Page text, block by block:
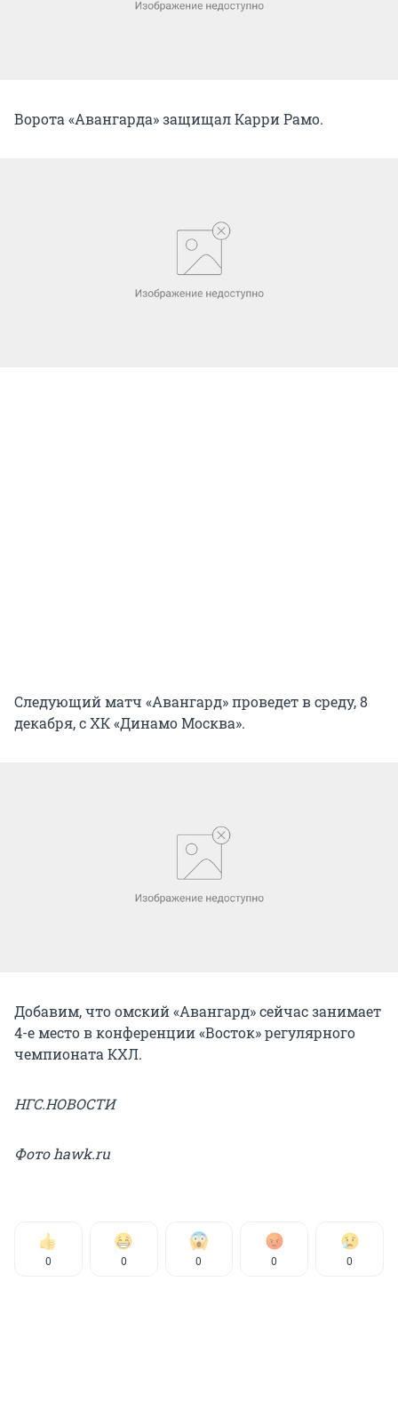
Ворота «Авангарда» защищал Карри Рамо.
Следующий матч «Авангард» проведет в среду, 8
декабря, с ХК «Динамо Москва».
Добавим, что омский «Авангард» сейчас занимает
4-е место в конференции «Восток» регулярного
чемпионата КХЛ.
НГС.НОВОСТИ
Фото hawk.ru
0 0 0 0 0